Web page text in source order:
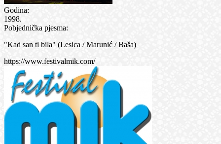
Godina:
1998.
Pobjednička pjesma:
"Kad san ti bila" (Lesica / Marunić / Baša)
https://www.festivalmik.com/